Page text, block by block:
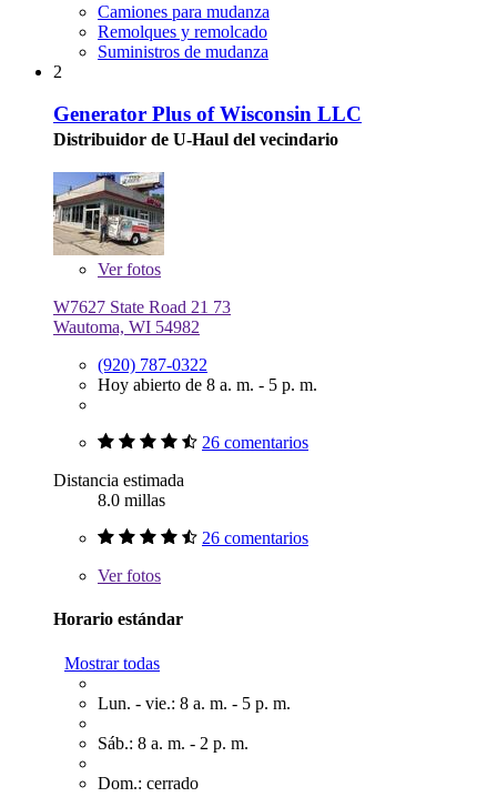
Camiones para mudanza
Remolques y remolcado
Suministros de mudanza
2
Generator Plus of Wisconsin LLC
Distribuidor de U-Haul del vecindario
Verfotos
W7627 State Road 21 73
Wautoma, WI 54982
(920) 787-0322
Hoy abierto de 8 a. m. - 5 p. m.
26 comentarios
Distancia estimada
8.0 millas
26 comentarios
Verfotos
Horario estándar
Mostrar todas
Lun. - vie.: 8 a. m. - 5 p. m.
Sáb.: 8 a. m. - 2 p. m.
Dom.: cerrado